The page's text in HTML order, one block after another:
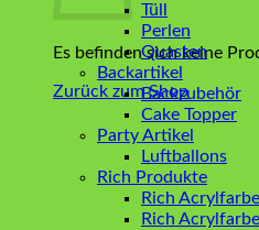
Es befinden sich keine
Zurück zum Shop
Tüll
Perlen
Quasten
Backartikel
Backzubehör
Cake Topper
Party Artikel
Luftballons
Rich Produkte
Rich
Rich